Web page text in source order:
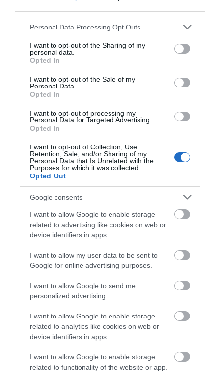
Please note that this website/app uses one or more Google
not limited to your visit or usage behaviour. You may click to
grant or deny consent to Google and its third-party tags to
use your data for below specified purposes in below Google
consent section.
Personal Data Processing Opt Outs
I want to opt-out of the Sharing of my
personal data.
Opted In
I want to opt-out of the Sale of my
Personal Data.
Opted In
I want to opt-out of processing my
Personal Data for Targeted Advertising.
Opted In
I want to opt-out of Collection, Use,
Retention, Sale, and/or Sharing of my
Personal Data that Is Unrelated with the
Purposes for which it was collected.
Opted Out
Google consents
I want to allow Google to enable storage
related to advertising like cookies on web or
device identifiers in apps.
I want to allow my user data to be sent to
Google for online advertising purposes.
I want to allow Google to send me
personalized advertising.
I want to allow Google to enable storage
related to analytics like cookies on web or
device identifiers in apps.
I want to allow Google to enable storage
related to functionality of the website or app.
Natalie Portman elsöprő divatpillanattal tért vissza a 2023-
Samir Hussein/Getty Images